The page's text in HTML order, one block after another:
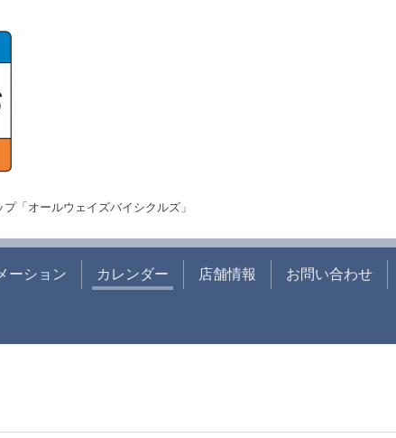
「オールウェイズバイシクルズ」
ーション カレンダー 店舗情報 お問い合わせ